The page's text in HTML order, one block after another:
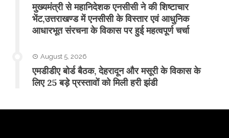
मुख्यमंत्री से महानिदेशक एनसीसी ने की शिष्टाचार
भेंट,उत्तराखण्ड में एनसीसी के विस्तार एवं आधुनिक
आधारभूत संरचना के विकास पर हुई महत्वपूर्ण चर्चा
August 5, 2026
एमडीडीए बोर्ड बैठक, देहरादून और मसूरी के विकास के
लिए 25 बड़े प्रस्तावों को मिली हरी झंडी